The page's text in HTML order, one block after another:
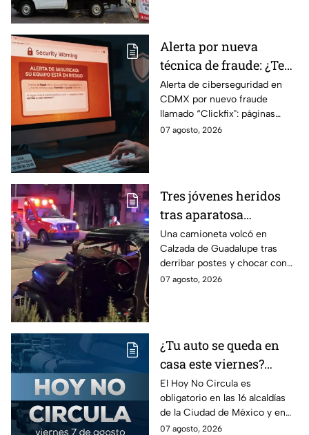
Alerta por nueva
técnica de fraude: ¿Te
piden copiar códigos
extraños en la PC?
Cuidado, podrías ser
víctima del peligroso
Alerta de ciberseguridad en
CDMX por nuevo fraude
llamado “Clickfix": páginas
falsas que engañan para
07 agosto, 2026
Tres jóvenes heridos
tras aparatosa
volcadura en Tepeyac
Insurgentes y operativo
en la Juárez, mientras
dormía
Una camioneta volcó en
Calzada de Guadalupe tras
derribar postes y chocar con
un árbol, dejando a tres
07 agosto, 2026
¿Tu auto se queda en
casa este viernes?
Revisa el Hoy No
Circula de este 7 de
agosto
El Hoy No Circula es
obligatorio en las 16 alcaldías
de la Ciudad de México y en
los municipios conurbados del
07 agosto, 2026